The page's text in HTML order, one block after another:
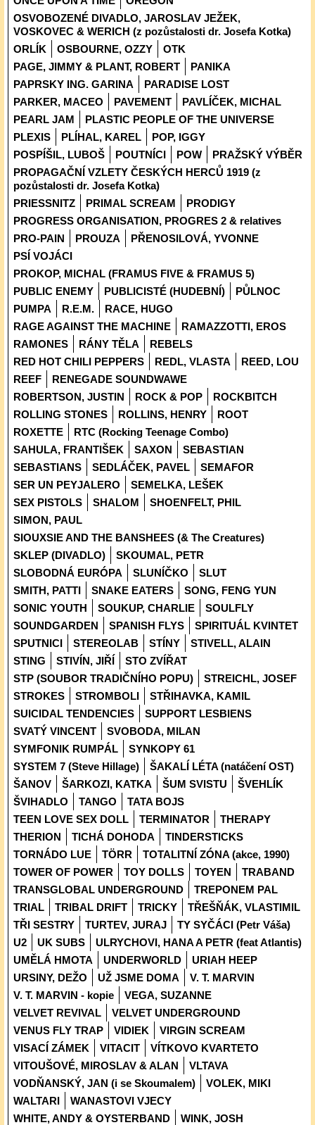
OSVOBOZENÉ DIVADLO, JAROSLAV JEŽEK,
VOSKOVEC & WERICH (z pozůstalosti dr. Josefa Kotka)
ORLÍK
OSBOURNE, OZZY
OTK
PAGE, JIMMY & PLANT, ROBERT
PANIKA
PAPRSKY ING. GARINA
PARADISE LOST
PARKER, MACEO
PAVEMENT
PAVLÍČEK, MICHAL
PEARL JAM
PLASTIC PEOPLE OF THE UNIVERSE
PLEXIS
PLÍHAL, KAREL
POP, IGGY
POSPÍŠIL, LUBOŠ
POUTNÍCI POW
PRAŽSKÝ VÝBĚR
PROPAGAČNÍ VZLETY ČESKÝCH HERCŮ 1919 (z
pozůstalosti dr. Josefa Kotka)
PRIESSNITZ
PRIMAL SCREAM
PRODIGY
PROGRESS ORGANISATION, PROGRES 2 & relatives
PRO-PAIN
PROUZA
PŘENOSILOVÁ, YVONNE
PSÍ VOJÁCI
PROKOP, MICHAL (FRAMUS FIVE & FRAMUS 5)
PUBLIC ENEMY
PUBLICISTÉ (HUDEBNÍ)
PŮLNOC
PUMPA
R.E.M.
RACE, HUGO
RAGE AGAINST THE MACHINE
RAMAZZOTTI, EROS
RAMONES
RÁNY TĚLA
REBELS
RED HOT CHILI PEPPERS
REDL, VLASTA
REED, LOU
REEF
RENEGADE SOUNDWAWE
ROBERTSON, JUSTIN
ROCK & POP
ROCKBITCH
ROLLING STONES
ROLLINS, HENRY
ROOT
ROXETTE
RTC (Rocking Teenage Combo)
SAHULA, FRANTIŠEK
SAXON
SEBASTIAN
SEBASTIANS
SEDLÁČEK, PAVEL
SEMAFOR
SER UN PEYJALERO
SEMELKA, LEŠEK
SEX PISTOLS
SHALOM
SHOENFELT, PHIL
SIMON, PAUL
SIOUXSIE AND THE BANSHEES (& The Creatures)
SKLEP (DIVADLO)
SKOUMAL, PETR
SLOBODNÁ EURÓPA
SLUNÍČKO
SLUT
SMITH, PATTI
SNAKE EATERS
SONG, FENG YUN
SONIC YOUTH
SOUKUP, CHARLIE
SOULFLY
SOUNDGARDEN
SPANISH FLYS
SPIRITUÁL KVINTET
SPUTNICI
STEREOLAB STÍNY
STIVELL, ALAIN
STING
STIVÍN, JIŘÍ
STO ZVÍŘAT
STP (SOUBOR TRADIČNÍHO POPU)
STREICHL, JOSEF
STROKES
STROMBOLI
STŘIHAVKA, KAMIL
SUICIDAL TENDENCIES
SUPPORT LESBIENS
SVATÝ VINCENT
SVOBODA, MILAN
SYMFONIK RUMPÁL
SYNKOPY 61
SYSTEM 7 (Steve Hillage)
ŠAKALÍ LÉTA (natáčení OST)
ŠANOV
ŠARKOZI, KATKA ŠUM SVISTU
ŠVEHLÍK
ŠVIHADLO
TANGO
TATA BOJS
TEEN LOVE SEX DOLL
TERMINATOR
THERAPY
THERION
TICHÁ DOHODA
TINDERSTICKS
TORNÁDO LUE
TÖRR
TOTALITNÍ ZÓNA (akce, 1990)
TOWER OF POWER
TOY DOLLS TOYEN
TRABAND
TRANSGLOBAL UNDERGROUND
TREPONEM PAL
TRIAL
TRIBAL DRIFT TRICKY
TŘEŠŇÁK, VLASTIMIL
TŘI SESTRY
TURTEV, JURAJ
TY SYČÁCI (Petr Váša)
U2
UK SUBS
ULRYCHOVI, HANA A PETR (feat Atlantis)
UMĚLÁ HMOTA
UNDERWORLD
URIAH HEEP
URSINY, DEŽO
UŽ JSME DOMA
V. T. MARVIN
V. T. MARVIN - kopie
VEGA, SUZANNE
VELVET REVIVAL
VELVET UNDERGROUND
VENUS FLY TRAP
VIDIEK
VIRGIN SCREAM
VISACÍ ZÁMEK
VITACIT
VÍTKOVO KVARTETO
VITOUŠOVÉ, MIROSLAV & ALAN
VLTAVA
VODŇANSKÝ, JAN (i se Skoumalem)
VOLEK, MIKI
WALTARI
WANASTOVI VJECY
WHITE, ANDY & OYSTERBAND
WINK, JOSH